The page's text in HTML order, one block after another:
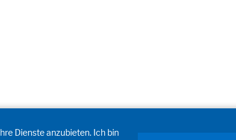
Dienste anzubieten. Ich bin